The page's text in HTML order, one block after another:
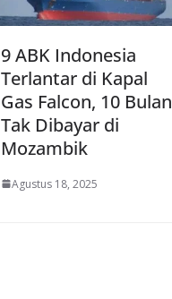
9 ABK Indonesia
Terlantar di Kapal
Gas Falcon, 10 Bulan
Tak Dibayar di
Mozambik
Agustus 18, 2025